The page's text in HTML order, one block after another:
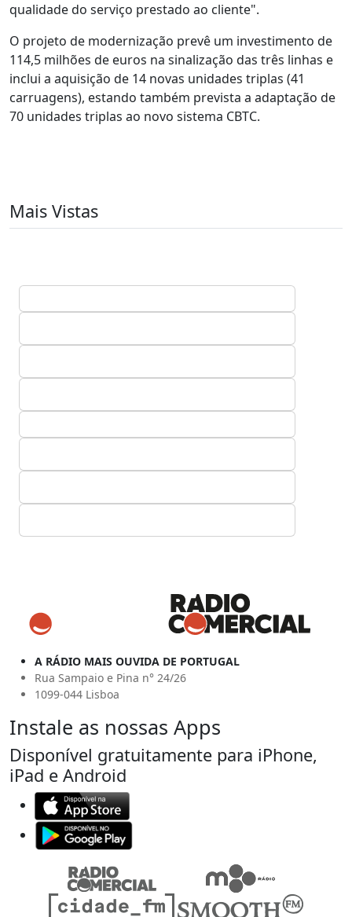
qualidade do serviço prestado ao cliente".
O projeto de modernização prevê um investimento de
114,5 milhões de euros na sinalização das três linhas e
inclui a aquisição de 14 novas unidades triplas (41
carruagens), estando também prevista a adaptação de
70 unidades triplas ao novo sistema CBTC.
Mais Vistas
A RÁDIO MAIS OUVIDA DE PORTUGAL
Rua Sampaio e Pina n° 24/26
1099-044 Lisboa
Instale as nossas Apps
Disponível gratuitamente para iPhone,
iPad e Android